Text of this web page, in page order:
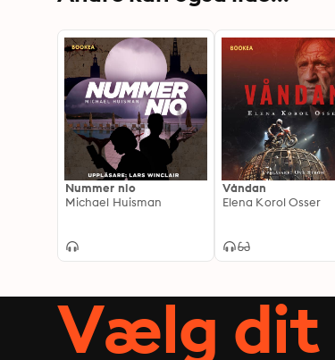
Nummer nio
Michael Huisman
Våndan
Elena Korol Osser
Vælg dit